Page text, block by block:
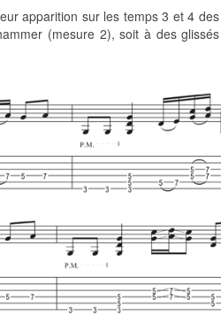
apparition sur les temps 3 et 4
(mesure 2), soit à des